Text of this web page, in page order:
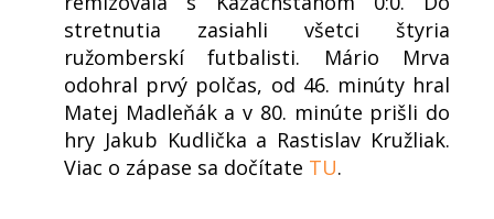
stretnutia zasiahli všetci štyria
ružomberskí futbalisti. Mário Mrva
odohral prvý polčas, od 46. minúty hral
Matej Madleňák a v 80. minúte prišli do
hry Jakub Kudlička a Rastislav Kružliak.
Viac o zápase sa dočítate TU.